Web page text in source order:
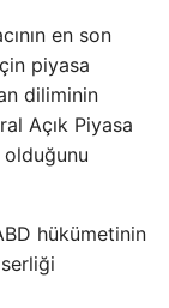
en son
piyasa
diliminin
Açık Piyasa
olduğunu
hükümetinin